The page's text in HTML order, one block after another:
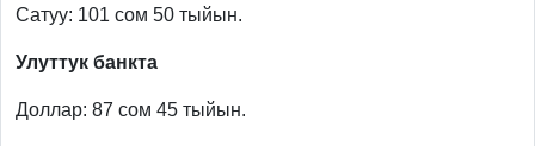
Сатуу: 101 сом 50 тыйын.
Улуттук банкта
Доллар: 87 сом 45 тыйын.